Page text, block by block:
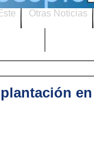
Otras Noticias